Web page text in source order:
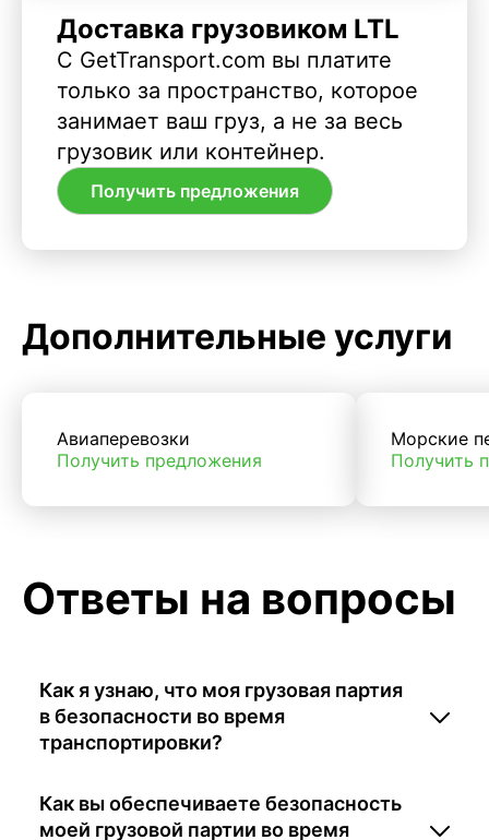
Доставка грузовиком LTL
С GetTransport.com вы платите
только за пространство, которое
занимает ваш груз, а не за весь
грузовик или контейнер.
Получить предложения
Дополнительные услуги
Авиаперевозки
Получить предложения
Морские
Получить
Ответы на вопросы
Как я узнаю, что моя грузовая партия
в безопасности во время
транспортировки?
Как вы обеспечиваете безопасность
моей грузовой партии во время